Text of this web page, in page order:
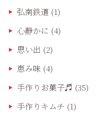
弘南鉄道 (1)
心静かに (4)
思い出 (2)
恵み味(4)
手作りお菓子♬ (35)
手作りキムチ (1)